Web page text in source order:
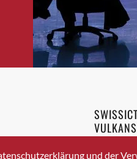
Burgdorf
Bäretswil
Bülach
Cazis
Crissier
Davos Platz
8048
und der